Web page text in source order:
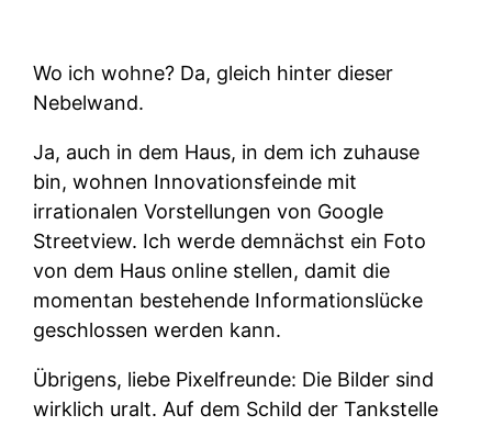
Wo ich wohne? Da, gleich hinter dieser
Nebelwand.
Ja, auch in dem Haus, in dem ich zuhause
bin, wohnen Innovationsfeinde mit
irrationalen Vorstellungen von Google
Streetview. Ich werde demnächst ein Foto
von dem Haus online stellen, damit die
momentan bestehende Informationslücke
geschlossen werden kann.
Übrigens, liebe Pixelfreunde: Die Bilder sind
wirklich uralt. Auf dem Schild der Tankstelle